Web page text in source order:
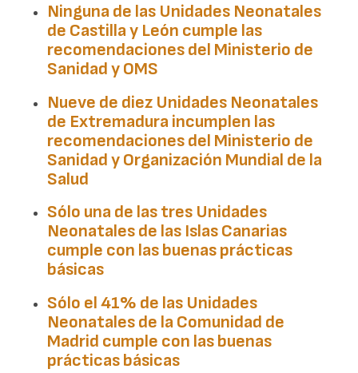
Ninguna de las Unidades Neonatales
de Castilla y León cumple las
recomendaciones del Ministerio de
Sanidad y OMS
Nueve de diez Unidades Neonatales
de Extremadura incumplen las
recomendaciones del Ministerio de
Sanidad y Organización Mundial de la
Salud
Sólo una de las tres Unidades
Neonatales de las Islas Canarias
cumple con las buenas prácticas
básicas
Sólo el 41% de las Unidades
Neonatales de la Comunidad de
Madrid cumple con las buenas
prácticas básicas